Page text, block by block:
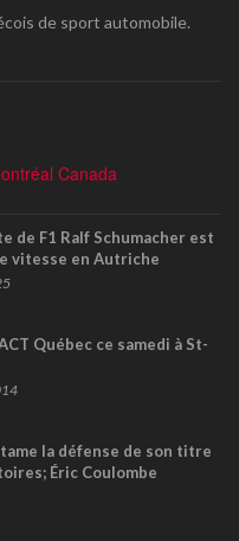
de sport automobile.
de F1 Ralf Schumacher est
vitesse en Autriche
Québec ce samedi à St-
la défense de son titre
Éric Coulombe
au CTMP